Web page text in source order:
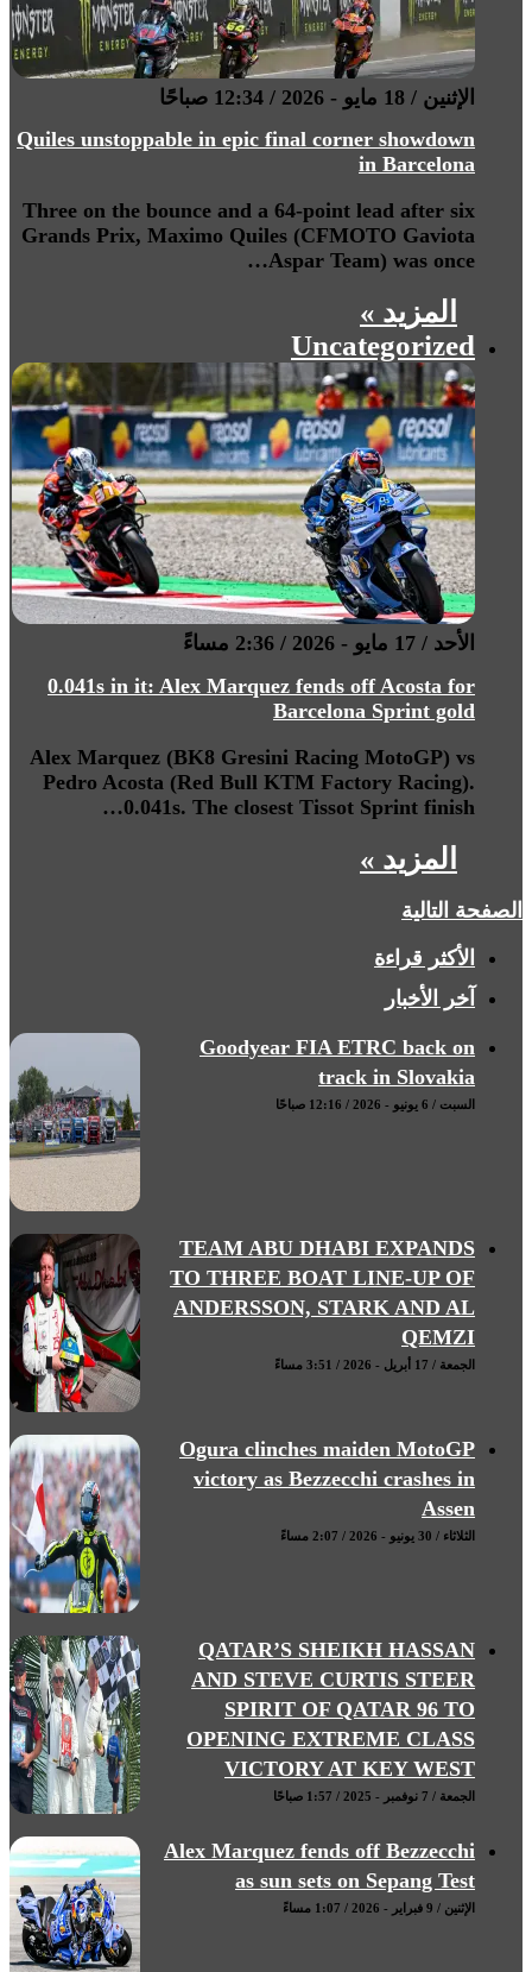
الإثنين / 18 مايو - 2026 / 12:34 صباحًا
Quiles unstoppable in epic final corner showdown
in Barcelona
Three on the bounce and a 64-point lead after six
Grands Prix, Maximo Quiles (CFMOTO Gaviota
Aspar Team) was once…
المزيد »
Uncategorized
الأحد / 17 مايو - 2026 / 2:36 مساءً
0.041s in it: Alex Marquez fends off Acosta for
Barcelona Sprint gold
Alex Marquez (BK8 Gresini Racing MotoGP) vs
Pedro Acosta (Red Bull KTM Factory Racing).
0.041s. The closest Tissot Sprint finish…
المزيد »
الصفحة التالية
الأكثر قراءة
آخر الأخبار
Goodyear FIA ETRC back on
track in Slovakia
السبت / 6 يونيو - 2026 / 12:16 صباحًا
TEAM ABU DHABI EXPANDS
TO THREE BOAT LINE-UP OF
ANDERSSON, STARK AND AL
QEMZI
الجمعة / 17 أبريل - 2026 / 3:51 مساءً
Ogura clinches maiden MotoGP
victory as Bezzecchi crashes in
Assen
الثلاثاء / 30 يونيو - 2026 / 2:07 مساءً
QATAR’S SHEIKH HASSAN
AND STEVE CURTIS STEER
SPIRIT OF QATAR 96 TO
OPENING EXTREME CLASS
VICTORY AT KEY WEST
الجمعة / 7 نوفمبر - 2025 / 1:57 صباحًا
Alex Marquez fends off Bezzecchi
as sun sets on Sepang Test
الإثنين / 9 فبراير - 2026 / 1:07 مساءً